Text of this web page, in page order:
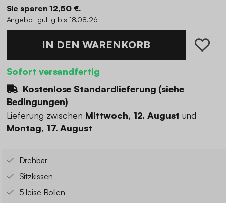
Sie sparen 12,50 €.
Angebot gültig bis 18.08.26
IN DEN WARENKORB
Sofort versandfertig
Kostenlose Standardlieferung (siehe
Bedingungen)
Lieferung zwischen Mittwoch, 12. August und
Montag, 17. August
Drehbar
Sitzkissen
5 leise Rollen